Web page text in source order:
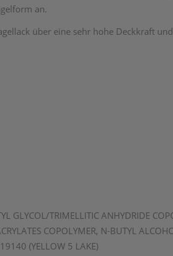
an.
über eine sehr hohe Deckkraft
GLYCOL/TRIMELLITIC ANHYDRIDE
COPOLYMER, N-BUTYL
(YELLOW 5 LAKE)